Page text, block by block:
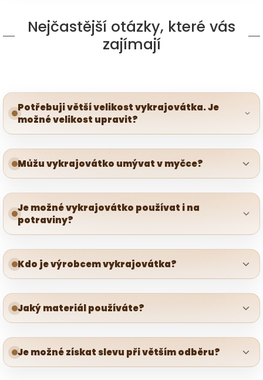
Nejčastější otázky, které vás
zajímají
Potřebuji větší velikost vykrajovátka. Je
možné velikost upravit?
Můžu vykrajovátko umývat v myčce?
Je možné vykrajovátko používat i na
potraviny?
Kdo je výrobcem vykrajovátka?
Jaký materiál používáte?
Je možné získat slevu při větším odběru?